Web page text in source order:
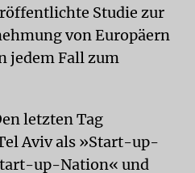
Studie zur
von Europäern
jedem Fall zum
letzten Tag
Aviv als »Start-up-
up-Nation« und